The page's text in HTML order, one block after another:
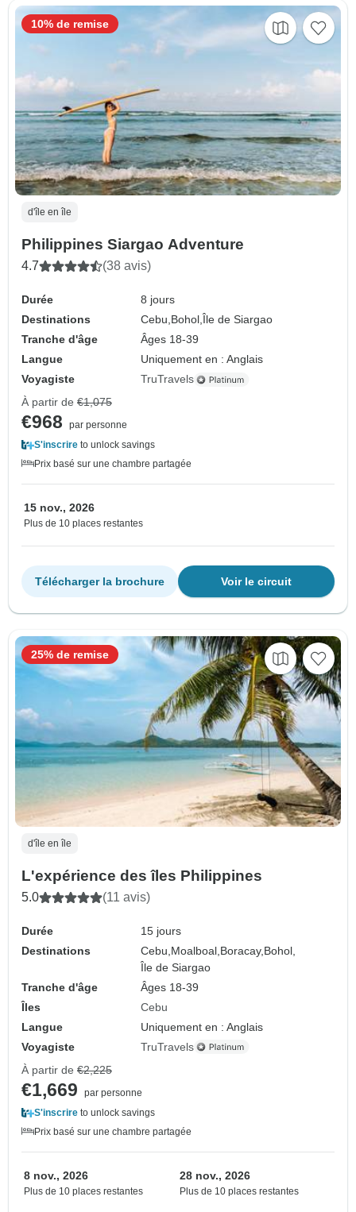
d'île en île
Philippines Siargao Adventure
4.7 (38 avis)
Durée
8 jours
Destinations
Cebu,Bohol,Île de Siargao
Tranche d'âge
Âges 18-39
Langue
Uniquement en : Anglais
Voyagiste
TruTravels
10% de remise
À partir de €1,075
€968
par personne
S'inscrire to unlock savings
Prix basé sur une chambre partagée
15 nov., 2026
Plus de 10 places restantes
Voir le circuit
Télécharger la brochure
d'île en île
L'expérience des îles Philippines
5.0 (11 avis)
Durée
15 jours
Destinations
Cebu, Moalboal, Boracay, Bohol,
Île de Siargao
Tranche d'âge
Âges 18-39
Îles
Cebu
Langue
Uniquement en : Anglais
Voyagiste
TruTravels
25% de remise
À partir de €2,225
€1,669
par personne
S'inscrire to unlock savings
Prix basé sur une chambre partagée
8 nov., 2026
Plus de 10 places restantes
28 nov., 2026
Plus de 10 places restantes